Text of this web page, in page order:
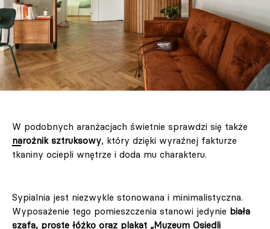
W podobnych aranżacjach świetnie sprawdzi się także
narożnik sztruksowy, który dzięki wyraźnej fakturze
tkaniny ociepli wnętrze i doda mu charakteru.
Sypialnia jest niezwykle stonowana i minimalistyczna.
Wyposażenie tego pomieszczenia stanowi jedynie biała
szafa, proste łóżko oraz plakat „Muzeum Osiedli